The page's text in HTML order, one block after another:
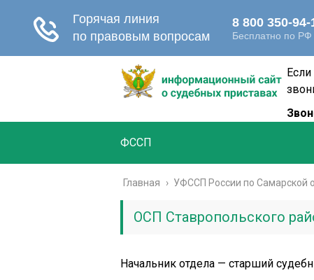
ФССП
Главная › УФССП России по Самарской
ОСП Ставропольского
Начальник отдела — старший